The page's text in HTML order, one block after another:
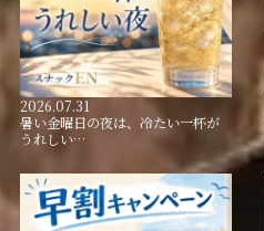
2026.07.31
暑い金曜日の夜は、冷たい一杯が
うれしい…